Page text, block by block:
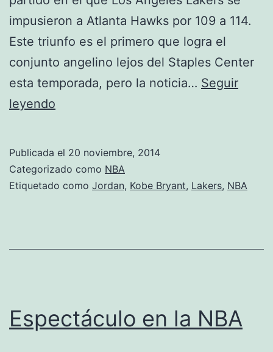
impusieron a Atlanta Hawks por 109 a 114.
Este triunfo es el primero que logra el
conjunto angelino lejos del Staples Center
esta temporada, pero la noticia… Seguir
leyendo
de
la
la
Publicada el 20 noviembre, 2014
Categorizado como NBA
Etiquetado como Jordan, Kobe Bryant, Lakers, NBA
Espectáculo en la NBA